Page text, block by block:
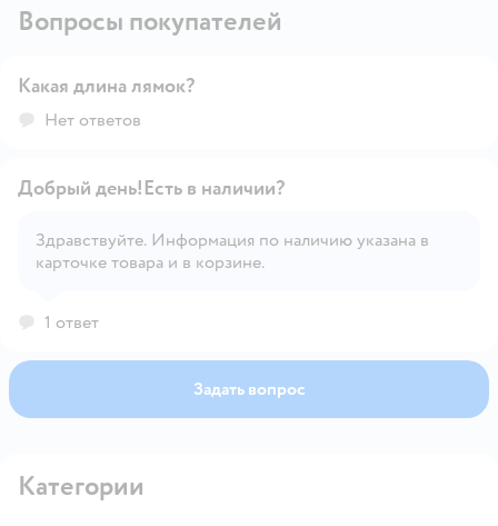
Вопросы покупателей
Какая длина лямок?
Нет ответов
Открыть вопрос
Добрый день!Есть в наличии?
Здравствуйте. Информация по наличию указана в
карточке товара и в корзине.
1 ответ
Задать вопрос
Категории